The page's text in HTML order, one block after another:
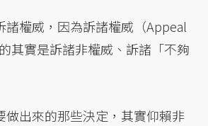
諸權威，因為訴諸權威（Appeal
其實是訴諸非權威、訴諸「不夠
做出來的那些決定，其實仰賴非